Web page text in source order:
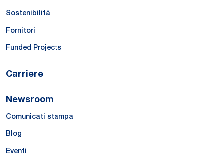
Sostenibilità
Fornitori
Funded Projects
Carriere
Newsroom
Comunicati stampa
Blog
Eventi